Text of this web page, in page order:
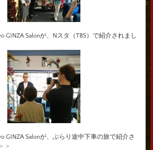
GINZA Salonが、Nスタ（TBS）で紹介されまし
GINZA Salonが、ぶらり途中下車の旅で紹介さ
＞